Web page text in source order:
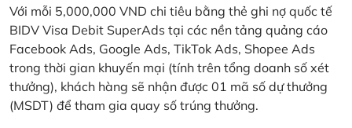
Với mỗi 5,000,000 VND chi tiêu bằng thẻ ghi nợ quốc tế
BIDV Visa Debit SuperAds tại các nền tảng quảng cáo
Facebook Ads, Google Ads, TikTok Ads, Shopee Ads
trong thời gian khuyến mại (tính trên tổng doanh số xét
thưởng), khách hàng sẽ nhận được 01 mã số dự thưởng
(MSDT) để tham gia quay số trúng thưởng.